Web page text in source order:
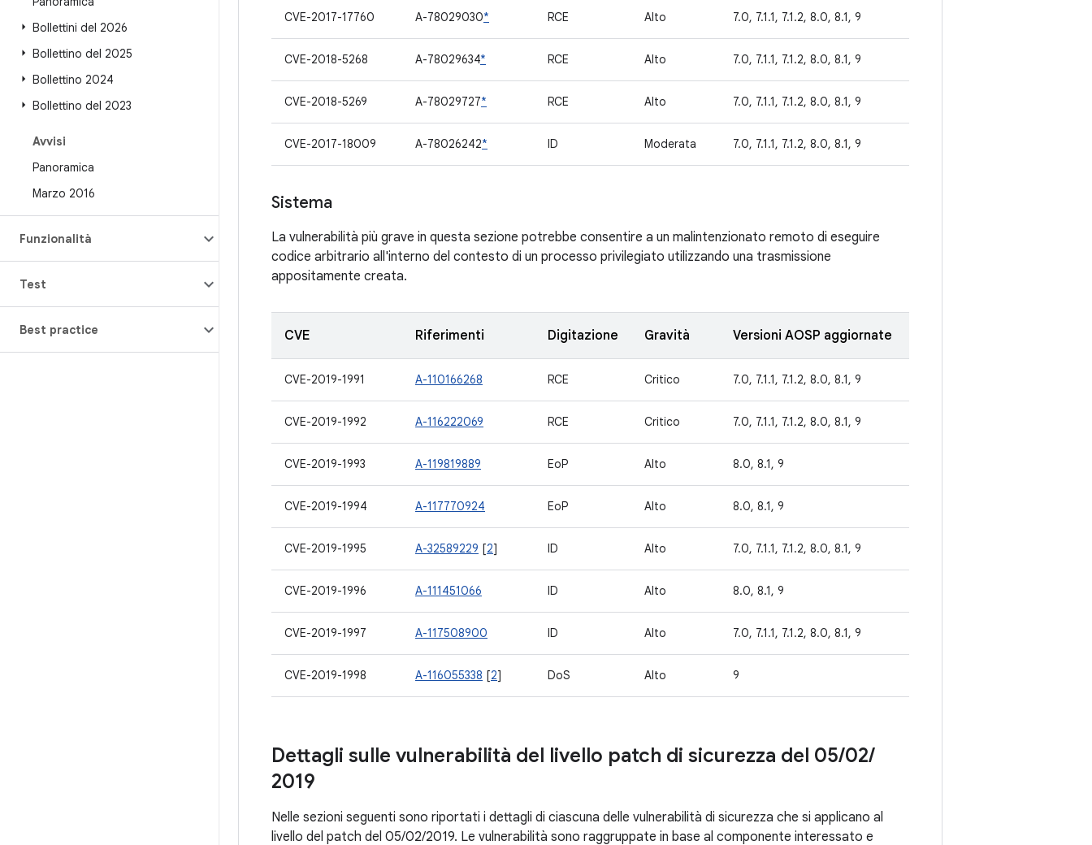
Bollettini del 2026
Bollettino del 2025
Bollettino 2024
Bollettino del 2023
Avvisi
Panoramica
Marzo 2016
Funzionalità
Test
Best practice
CVE-2017-17760 A-78029030* RCE Alto 7.0, 7.1.1, 7.1.2, 8.0, 8.1, 9
CVE-2018-5268 A-78029634* RCE Alto 7.0, 7.1.1, 7.1.2, 8.0, 8.1, 9
CVE-2018-5269 A-78029727* RCE Alto 7.0, 7.1.1, 7.1.2, 8.0, 8.1, 9
CVE-2017-18009 A-78026242* ID Moderata 7.0, 7.1.1, 7.1.2, 8.0, 8.1, 9
Sistema
La vulnerabilità più grave in questa sezione potrebbe consentire a un malintenzionato remoto di eseguire
codice arbitrario all'interno del contesto di un processo privilegiato utilizzando una trasmissione
appositamente creata.
CVE Riferimenti Digitazione Gravità Versioni AOSP aggiornate
CVE-2019-1991 A-110166268 RCE Critico 7.0, 7.1.1, 7.1.2, 8.0, 8.1, 9
CVE-2019-1992 A-116222069 RCE Critico 7.0, 7.1.1, 7.1.2, 8.0, 8.1, 9
CVE-2019-1993 A-119819889 EoP Alto 8.0, 8.1, 9
CVE-2019-1994 A-117770924 EoP Alto 8.0, 8.1, 9
CVE-2019-1995 A-32589229 [2] ID Alto 7.0, 7.1.1, 7.1.2, 8.0, 8.1, 9
CVE-2019-1996 A-111451066 ID Alto 8.0, 8.1, 9
CVE-2019-1997 A-117508900 ID Alto 7.0, 7.1.1, 7.1.2, 8.0, 8.1, 9
CVE-2019-1998 A-116055338 [2] DoS Alto 9
Dettagli sulle vulnerabilità del livello patch di sicurezza del 05/02/
2019
Nelle sezioni seguenti sono riportati i dettagli di ciascuna delle vulnerabilità di sicurezza che si applicano al
livello del patch del 05/02/2019. Le vulnerabilità sono raggruppate in base al componente interessato e